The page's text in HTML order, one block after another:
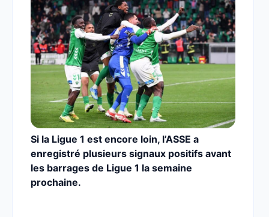
Si la Ligue 1 est encore loin, l’ASSE a
enregistré plusieurs signaux positifs avant
les barrages de Ligue 1 la semaine
prochaine.